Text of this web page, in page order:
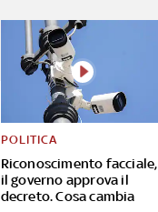
Riconoscimento facciale,
il governo approva il
decreto. Cosa cambia
POLITICA